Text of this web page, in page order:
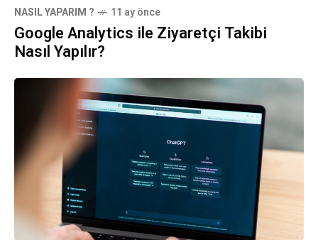
NASIL YAPARIM ? 11 ay önce
Google Analytics ile Ziyaretçi Takibi
Nasıl Yapılır?